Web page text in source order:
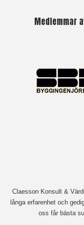
Medlemmar
Claesson Konsult &
långa erfarenhet och
oss får bästa